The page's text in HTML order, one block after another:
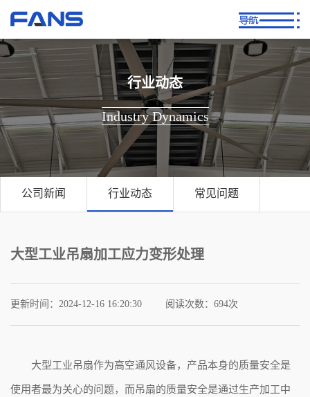
行业动态
Industry Dynamics
公司新闻 行业动态 常见问题
大型工业吊扇加工应力变形处理
更新时间：2024-12-16 16:20:30 阅读次数： 694次
大型工业吊扇作为高空通风设备，产品本身的质量安全是
使用者最为关心的问题，而吊扇的质量安全是通过生产加工中